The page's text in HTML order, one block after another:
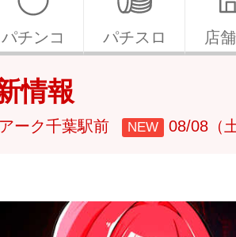
パチンコ パチスロ 店
情報
ーク千葉駅前 NEW 08/08（